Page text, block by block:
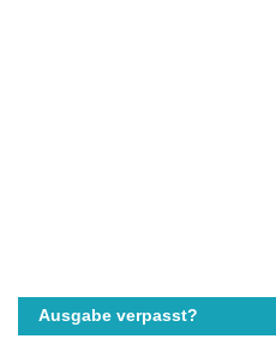
Ausgabe verpasst?